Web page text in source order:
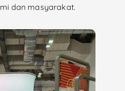
dan masyarakat.